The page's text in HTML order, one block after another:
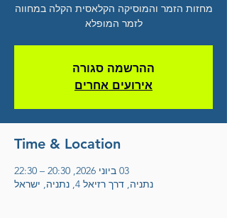
מחזות הזמר והמוסיקה הקלאסית הקלה במחווה
לזמר המופלא
ההרשמה סגורה
אירועים אחרים
Time & Location
03 ביוני 2026, 20:30 – 22:30
נתניה, דרך רזיאל 4, נתניה, ישראל